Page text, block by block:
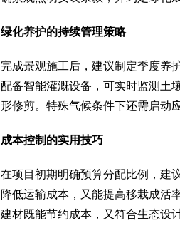
绿化养护的持续管理策略
完成景观施工后，建议制定季度养
配备智能灌溉设备，可实时监测土
形修剪。特殊气候条件下还需启动
成本控制的实用技巧
在项目初期明确预算分配比例，建
降低运输成本，又能提高移栽成活
建材既能节约成本，又符合生态设计